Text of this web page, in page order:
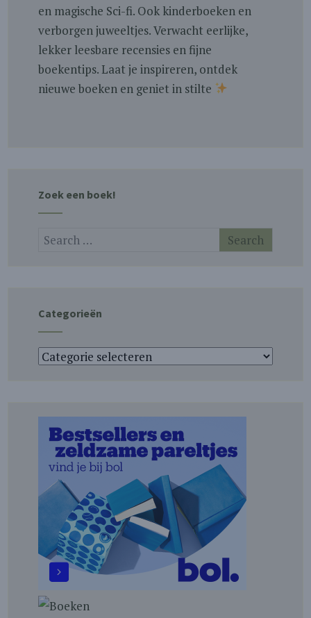
en magische Sci-fi. Ook kinderboeken en
verborgen juweeltjes. Verwacht eerlijke,
lekker leesbare recensies en fijne
boekentips. Laat je inspireren, ontdek
nieuwe boeken en geniet in stilte
Zoek een boek!
Categorieën
Categorieën